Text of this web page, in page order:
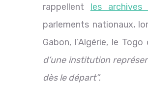
rappellent les archives
parlements nationaux,
Gabon, l’Algérie, le
d’une institution
dès le départ”.